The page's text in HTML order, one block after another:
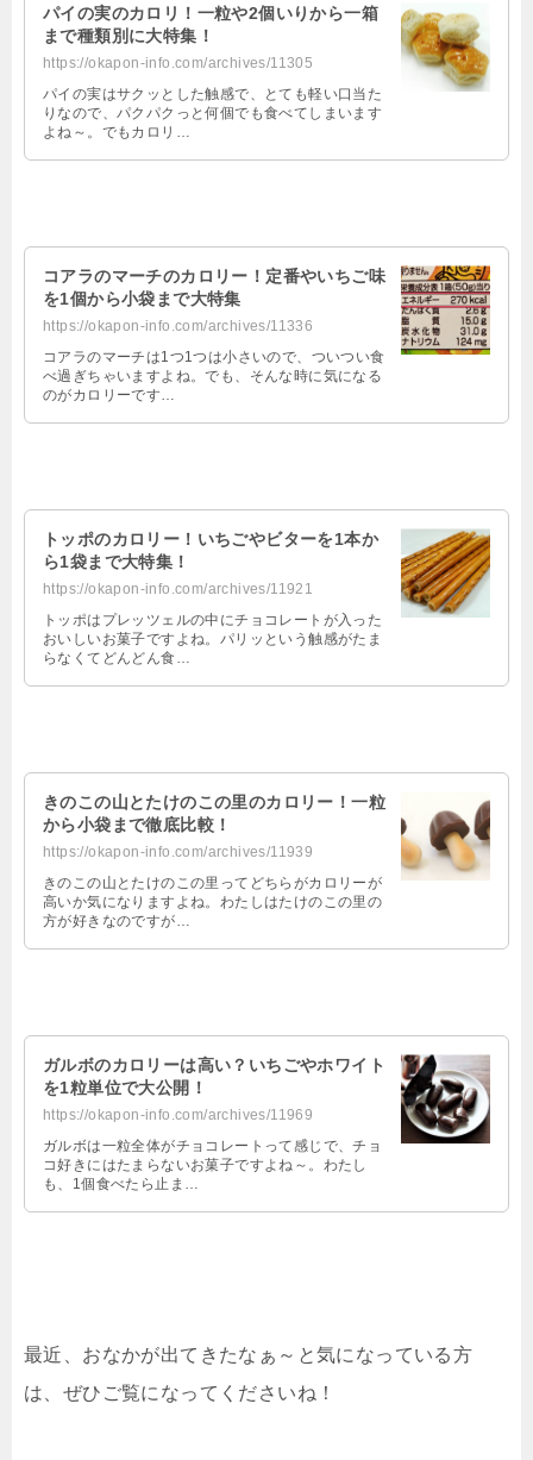
パイの実のカロリ！一粒や2個いりから一箱
まで種類別に大特集！
https://okapon-info.com/archives/11305
パイの実はサクッとした触感で、とても軽い口当た
りなので、パクパクっと何個でも食べてしまいます
よね～。でもカロリ…
コアラのマーチのカロリー！定番やいちご味
を1個から小袋まで大特集
https://okapon-info.com/archives/11336
コアラのマーチは1つ1つは小さいので、ついつい食
べ過ぎちゃいますよね。でも、そんな時に気になる
のがカロリーです…
トッポのカロリー！いちごやビターを1本か
ら1袋まで大特集！
https://okapon-info.com/archives/11921
トッポはプレッツェルの中にチョコレートが入った
おいしいお菓子ですよね。パリッという触感がたま
らなくてどんどん食…
きのこの山とたけのこの里のカロリー！一粒
から小袋まで徹底比較！
https://okapon-info.com/archives/11939
きのこの山とたけのこの里ってどちらがカロリーが
高いか気になりますよね。わたしはたけのこの里の
方が好きなのですが…
ガルボのカロリーは高い？いちごやホワイト
を1粒単位で大公開！
https://okapon-info.com/archives/11969
ガルボは一粒全体がチョコレートって感じで、チョ
コ好きにはたまらないお菓子ですよね～。わたし
も、1個食べたら止ま…
最近、おなかが出てきたなぁ～と気になっている方
は、ぜひご覧になってくださいね！